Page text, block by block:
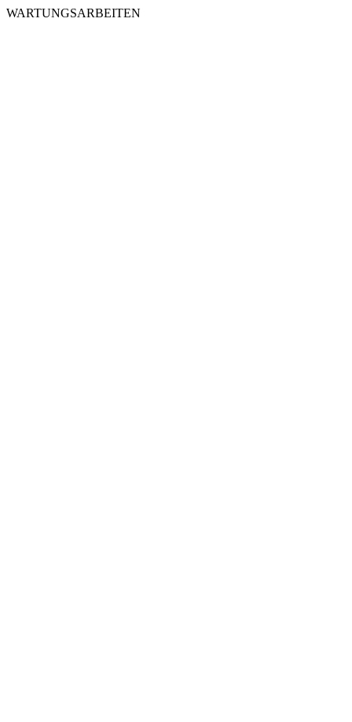
WARTUNGSARBEITEN